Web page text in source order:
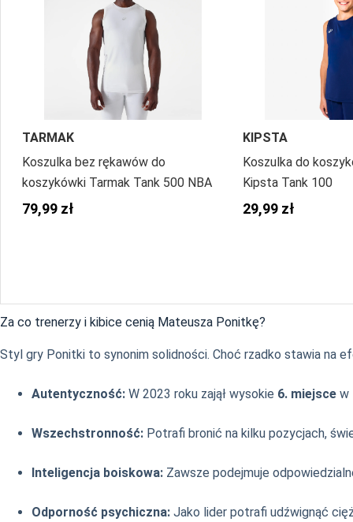
TARMAK
Koszulka bez rękawów do
koszykówki Tarmak Tank 500 NBA
79,99 zł
KIPSTA
Koszulka do
Kipsta Tank 100
29,99 zł
Za co trenerzy i kibice cenią Mateusza Ponitkę?
Styl gry Ponitki to synonim solidności. Choć rzadko stawia na
Autentyczność: W 2023 roku zajął wysokie 6. miejsce w
Wszechstronność: Potrafi bronić na kilku pozycjach,
Inteligencja boiskowa: Zawsze podejmuje
Odporność psychiczna: Jako lider potrafi udźwignąć